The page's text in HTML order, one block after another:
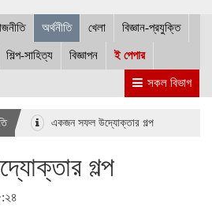
অর্থনীতি খেলা বিজ্ঞান-প্রযুক্তি
শিল্প-সাহিত্য বিজ্ঞাপন ই পেপার
সকল বিভাগ
একজন সফল উদ্যোক্তার গল্প
গল্প